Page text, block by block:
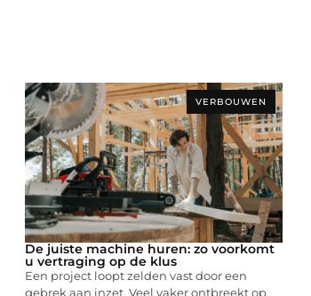
VERBOUWEN
De juiste machine huren: zo voorkomt
u vertraging op de klus
Een project loopt zelden vast door een
gebrek aan inzet. Veel vaker ontbreekt op